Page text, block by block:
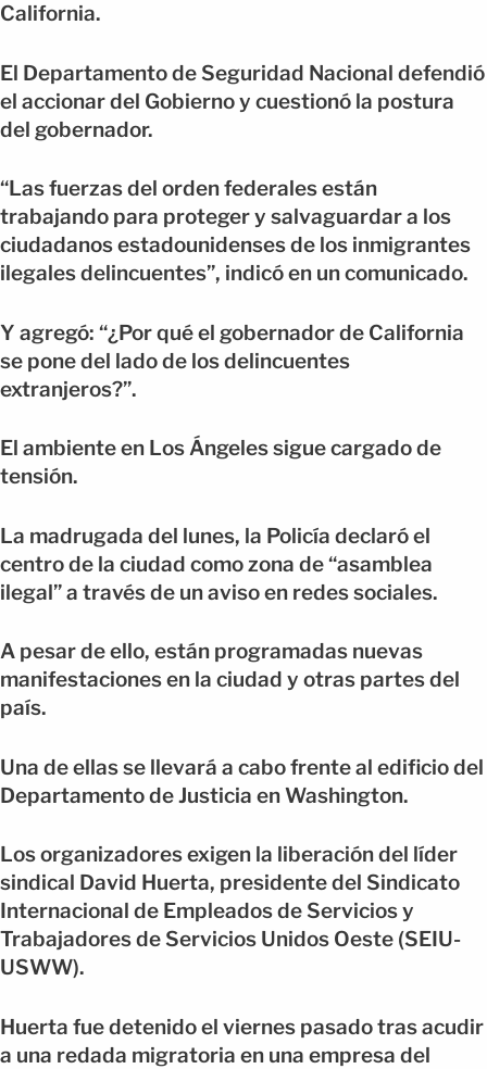
California.
El Departamento de Seguridad Nacional defendió
el accionar del Gobierno y cuestionó la postura
del gobernador.
“Las fuerzas del orden federales están
trabajando para proteger y salvaguardar a los
ciudadanos estadounidenses de los inmigrantes
ilegales delincuentes”, indicó en un comunicado.
Y agregó: “¿Por qué el gobernador de California
se pone del lado de los delincuentes
extranjeros?”.
El ambiente en Los Ángeles sigue cargado de
tensión.
La madrugada del lunes, la Policía declaró el
centro de la ciudad como zona de “asamblea
ilegal” a través de un aviso en redes sociales.
A pesar de ello, están programadas nuevas
manifestaciones en la ciudad y otras partes del
país.
Una de ellas se llevará a cabo frente al edificio del
Departamento de Justicia en Washington.
Los organizadores exigen la liberación del líder
sindical David Huerta, presidente del Sindicato
Internacional de Empleados de Servicios y
Trabajadores de Servicios Unidos Oeste (SEIU-
USWW).
Huerta fue detenido el viernes pasado tras acudir
a una redada migratoria en una empresa del